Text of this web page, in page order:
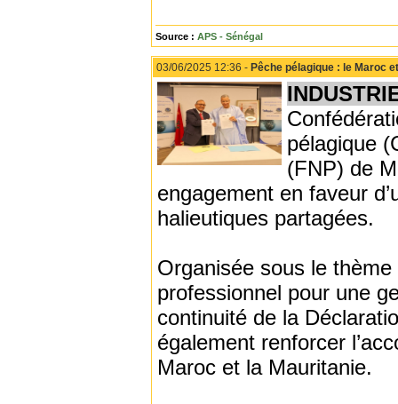
Source : APS - Sénégal
03/06/2025 12:36 - Pêche pélagique : le Maroc
pélagique
(FNP) de
engagement en faveur
halieutiques partagées.
Organisée sous le
professionnel pour une
continuité de la
également renforcer
Maroc et la Mauritanie.